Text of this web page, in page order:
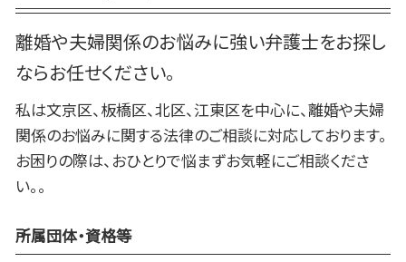
離婚や夫婦関係のお悩みに強い弁護士をお探し
ならお任せください。
私は文京区、板橋区、北区、江東区を中心に、離婚や夫婦
関係のお悩みに関する法律のご相談に対応しております。
お困りの際は、おひとりで悩まずお気軽にご相談くださ
い。。
所属団体・資格等